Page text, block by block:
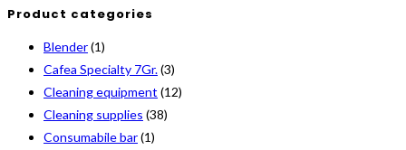
Product categories
Blender(1)
Cafea Specialty 7Gr.(3)
Cleaning equipment (12)
Cleaning supplies (38)
Consumabile bar(1)